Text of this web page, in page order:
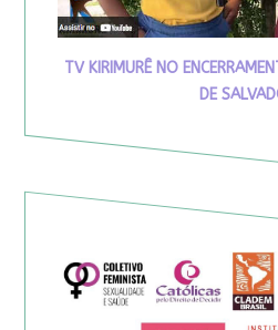
TV KIRIMURÊ NO
DE